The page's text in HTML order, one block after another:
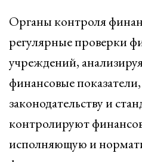
Органы контроля
регулярные проверки
учреждений,
финансовые
законодательству и
контролируют
исполняющую и